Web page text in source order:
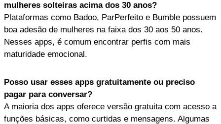
mulheres solteiras acima dos 30 anos?
Plataformas como Badoo, ParPerfeito e Bumble possuem
boa adesão de mulheres na faixa dos 30 aos 50 anos.
Nesses apps, é comum encontrar perfis com mais
maturidade emocional.
Posso usar esses apps gratuitamente ou preciso
pagar para conversar?
A maioria dos apps oferece versão gratuita com acesso a
funções básicas, como curtidas e mensagens. Algumas